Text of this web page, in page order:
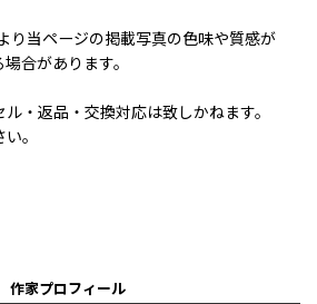
り当ページの掲載写真の色味や質感が
合があります。
・返品・交換対応は致しかねます。
。
作家プロフィール